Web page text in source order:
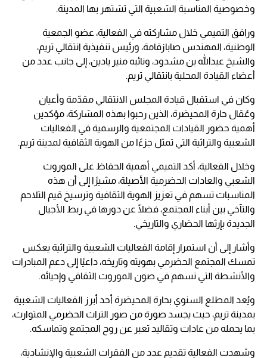
وخصوصية المناسبة الشعبية التي تشتهر بها المدينة.
ورافق التميمي خلال مشاركته في الفعالية، عضو الجمعية
الوطنية، المهندس صابازقامة، ورئيس تنفيذية انتقالي تريم،
والشيخ عبدالله بن مشدود، ونائبه منير يادين، إلى جانب عدد من
أعضاء القيادة المحلية بانتقالي تريم.
وكان في استقبال قيادة المجلس الانتقالي مقدّمة وأعيان
وعُقال حارة المحيضرة، الذين رحبوا بهذه المشاركة، مؤكدين
أهمية حضور القيادات المجتمعية والرسمية في الفعاليات
الشعبية والتراثية التي تمثل جزءًا من الهوية الثقافية لمدينة تريم.
وخلال الفعالية، أكد التميمي أهمية الحفاظ على الموروث
الشعبي والعادات الحضرمية الأصيلة، مشيرًا إلى أن هذه
المناسبات تسهم في تعزيز الهوية الثقافية وترسيخ قيم التلاحم
والتآخي بين أبناء المجتمع، فضلًا عن دورها في ربط الأجيال
الجديدة بإرثها الحضاري والتاريخي.
وأشار إلى أن استمرار إقامة الفعاليات الشعبية والتراثية يعكس
تمسك المجتمع الحضرمي بهويته وتاريخه، داعيًا إلى دعم المبادرات
والأنشطة التي تسهم في صون الموروث الثقافي وإحيائه.
ويُعد المطلع السنوي بحارة المحيضرة أحد أبرز الفعاليات الشعبية
بمدينة تريم، حيث يجسد صورة من صور التراث الحضرمي المتوارث،
بما يحمله من عادات وتقاليد تعبر عن روح المجتمع وتماسكه.
وشهدت الفعالية تقديم عدد من الفقرات الشعبية والإنشادية،